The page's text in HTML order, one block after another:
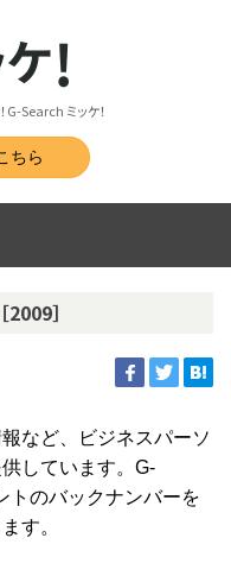
Search ミッケ！
ちら
］
など、ビジネスパーソ
しています。G-
トのバックナンバーを
す。